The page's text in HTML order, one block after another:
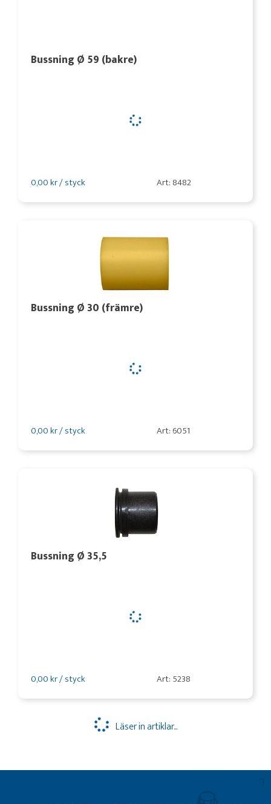
Bussning Ø 59 (bakre)
0,00 kr / styck Art: 8482
Bussning Ø 30 (främre)
0,00 kr / styck Art: 6051
Bussning Ø 35,5
0,00 kr / styck Art: 5238
Läser in artiklar...